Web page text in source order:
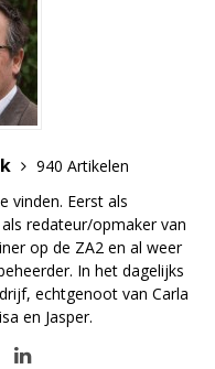
940 Artikelen
vinden. Eerst als
redateur/opmaker van
op de ZA2 en al weer
In het dagelijks
echtgenoot van Carla
en Jasper.